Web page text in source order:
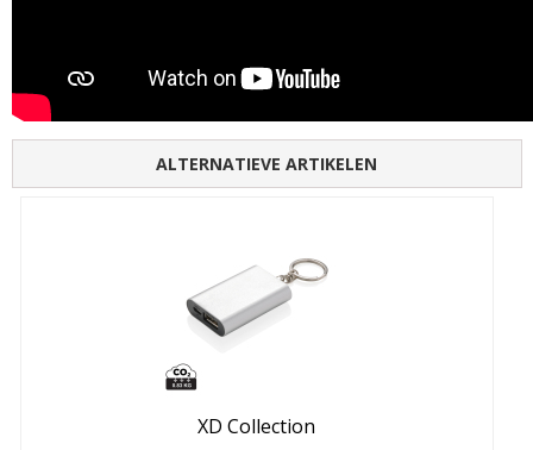
ALTERNATIEVE ARTIKELEN
XD Collection